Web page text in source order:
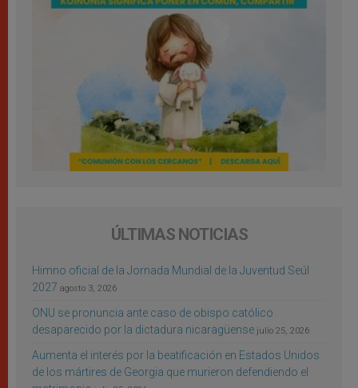
ÚLTIMAS NOTICIAS
Himno oficial de la Jornada Mundial de la Juventud Seúl
2027 agosto 3, 2026
ONU se pronuncia ante caso de obispo católico
desaparecido por la dictadura nicaragüense julio 25, 2026
Aumenta el interés por la beatificación en Estados Unidos
de los mártires de Georgia que murieron defendiendo el